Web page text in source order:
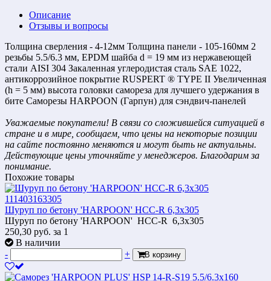
Описание
Отзывы и вопросы
Толщина сверления - 4-12мм Толщина панели - 105-160мм 2
резьбы 5.5/6.3 мм, EPDM шайба d = 19 мм из нержавеющей
стали AISI 304 Закаленная углеродистая сталь SAE 1022,
антикоррозийное покрытие RUSPERT ® TYPE II Увеличенная
(h = 5 мм) высота головки самореза для лучшего удержания в
бите Саморезы HARPOON (Гарпун) для сэндвич-панелей
Уважаемые покупатели! В связи со сложившейся ситуацией в
стране и в мире, сообщаем, что цены на некоторые позиции
на сайте постоянно меняются и могут быть не актуальны.
Действующие цены уточняйте у менеджеров. Благодарим за
понимание.
Похожие товары
Шуруп по бетону 'HARPOON' HCС-R 6,3х305
Шуруп по бетону 'HARPOON' HCС-R 6,3х305
250,30 руб. за 1
В наличии
-
+ В корзину